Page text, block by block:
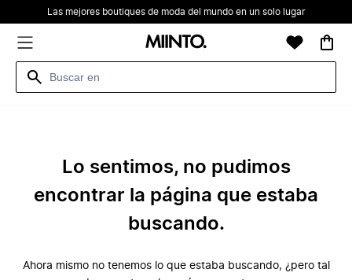
Las mejores boutiques de moda del mundo en un solo lugar
Lo sentimos, no pudimos
encontrar la página que estaba
buscando.
Ahora mismo no tenemos lo que estaba buscando, ¿pero tal